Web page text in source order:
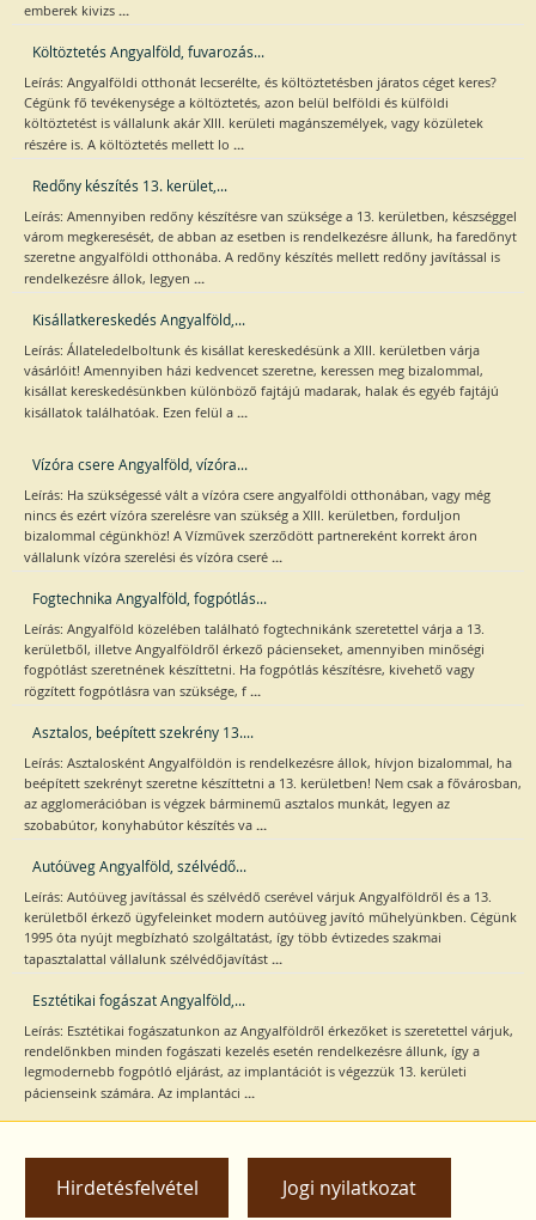
emberek kivizs ...
Költöztetés Angyalföld, fuvarozás...
Leírás: Angyalföldi otthonát lecserélte, és költöztetésben járatos céget keres?
Cégünk fő tevékenysége a költöztetés, azon belül belföldi és külföldi
költöztetést is vállalunk akár XIII. kerületi magánszemélyek, vagy közületek
részére is. A költöztetés mellett lo ...
Redőny készítés 13. kerület,...
Leírás: Amennyiben redőny készítésre van szüksége a 13. kerületben, készséggel
várom megkeresését, de abban az esetben is rendelkezésre állunk, ha faredőnyt
szeretne angyalföldi otthonába. A redőny készítés mellett redőny javítással is
rendelkezésre állok, legyen ...
Kisállatkereskedés Angyalföld,...
Leírás: Állateledelboltunk és kisállat kereskedésünk a XIII. kerületben várja
vásárlóit! Amennyiben házi kedvencet szeretne, keressen meg bizalommal,
kisállat kereskedésünkben különböző fajtájú madarak, halak és egyéb fajtájú
kisállatok találhatóak. Ezen felül a ...
Vízóra csere Angyalföld, vízóra...
Leírás: Ha szükségessé vált a vízóra csere angyalföldi otthonában, vagy még
nincs és ezért vízóra szerelésre van szükség a XIII. kerületben, forduljon
bizalommal cégünkhöz! A Vízművek szerződött partnereként korrekt áron
vállalunk vízóra szerelési és vízóra cseré ...
Fogtechnika Angyalföld, fogpótlás...
Leírás: Angyalföld közelében található fogtechnikánk szeretettel várja a 13.
kerületből, illetve Angyalföldről érkező pácienseket, amennyiben minőségi
fogpótlást szeretnének készíttetni. Ha fogpótlás készítésre, kivehető vagy
rögzített fogpótlásra van szüksége, f ...
Asztalos, beépített szekrény 13....
Leírás: Asztalosként Angyalföldön is rendelkezésre állok, hívjon bizalommal, ha
beépített szekrényt szeretne készíttetni a 13. kerületben! Nem csak a fővárosban,
az agglomerációban is végzek bárminemű asztalos munkát, legyen az
szobabútor, konyhabútor készítés va ...
Autóüveg Angyalföld, szélvédő...
Leírás: Autóüveg javítással és szélvédő cserével várjuk Angyalföldről és a 13.
kerületből érkező ügyfeleinket modern autóüveg javító műhelyünkben. Cégünk
1995 óta nyújt megbízható szolgáltatást, így több évtizedes szakmai
tapasztalattal vállalunk szélvédőjavítást ...
Esztétikai fogászat Angyalföld,...
Leírás: Esztétikai fogászatunkon az Angyalföldről érkezőket is szeretettel várjuk,
rendelőnkben minden fogászati kezelés esetén rendelkezésre állunk, így a
legmodernebb fogpótló eljárást, az implantációt is végezzük 13. kerületi
pácienseink számára. Az implantáci ...
Hirdetésfelvétel Jogi nyilatkozat